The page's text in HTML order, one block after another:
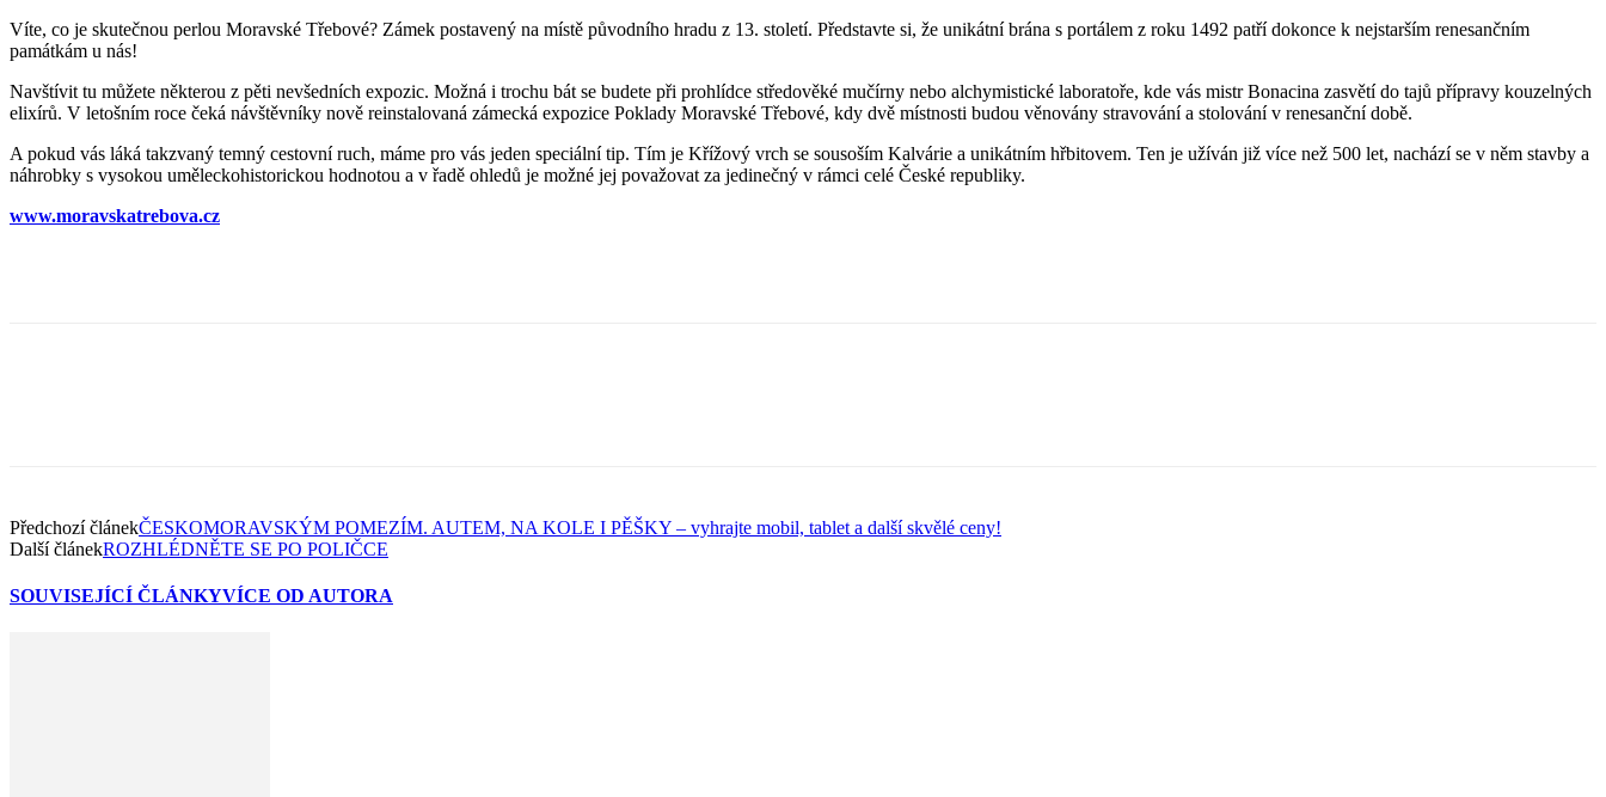
Víte, co je skutečnou perlou Moravské Třebové? Zámek postavený na místě původního hradu z 13. století. Představte si, že unikátní brána s portálem z roku 1492 patří dokonce k nejstarším renesančním
památkám u nás!
Navštívit tu můžete některou z pěti nevšedních expozic. Možná i trochu bát se budete při prohlídce středověké mučírny nebo alchymistické laboratoře, kde vás mistr Bonacina zasvětí do tajů přípravy kouzelných
elixírů. V letošním roce čeká návštěvníky nově reinstalovaná zámecká expozice Poklady Moravské Třebové, kdy dvě místnosti budou věnovány stravování a stolování v renesanční době.
A pokud vás láká takzvaný temný cestovní ruch, máme pro vás jeden speciální tip. Tím je Křížový vrch se sousoším Kalvárie a unikátním hřbitovem. Ten je užíván již více než 500 let, nachází se v něm stavby a
náhrobky s vysokou uměleckohistorickou hodnotou a v řadě ohledů je možné jej považovat za jedinečný v rámci celé České republiky.
www.moravskatrebova.cz
Předchozí článekČESKOMORAVSKÝM POMEZÍM. AUTEM, NA KOLE I PĚŠKY – vyhrajte mobil, tablet a další skvělé ceny!
Další článekROZHLÉDNĚTE SE PO POLIČCE
SOUVISEJÍCÍ ČLÁNKYVÍCE OD AUTORA